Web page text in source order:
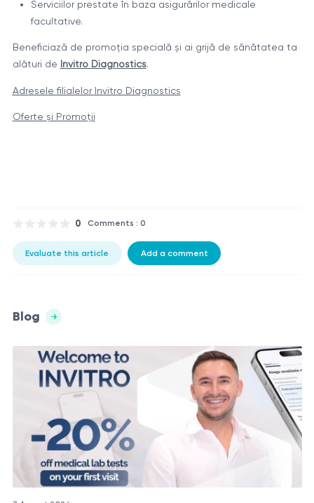
Serviciilor prestate în baza asigurărilor medicale
facultative.
Beneficiază de promoția specială și ai grijă de sănătatea ta
alături de Invitro Diagnostics.
Adresele filialelor Invitro Diagnostics
Oferte și Promoții
0 Comments : 0
Evaluate this article Add a comment
Blog